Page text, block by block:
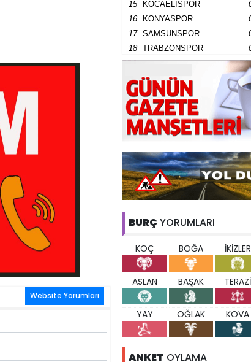
Website Yorumları
15
KOCAELİSPOR
16
KONYASPOR
17
SAMSUNSPOR
18
TRABZONSPOR
BURÇ YORUMLARI
KOÇ BOĞA İKİZLER
ASLAN BAŞAK TERAZİ
YAY OĞLAK KOVA
ANKET OYLAMA